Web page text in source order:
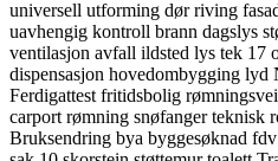
universell utforming dørriving
uavhengig kontroll brann dagslys
ventilasjon avfall ildsted lys tek 17
dispensasjon hovedombygging lyd
Ferdigattest fritidsbolig rømningsvei
carport rømning snøfangerteknisk
Bruksendring bya byggesøknad fdv